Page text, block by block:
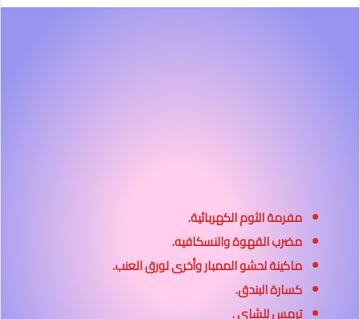
مفرمة الثوم الكهربائية.
مضرب القهوة والنسكافيه.
ماكينة لحشو الممبار وأخرى لورق العنب.
كسارة البندق.
ترمس للشاي .